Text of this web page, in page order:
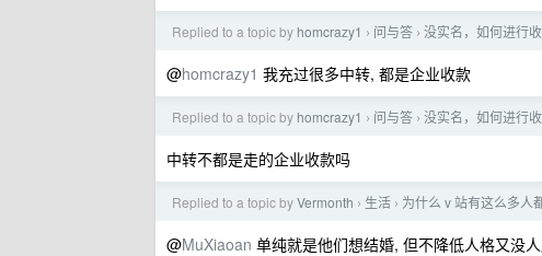
Replied to a topic by homcrazy1 › 问与答 › 没实名，如何进行收
@homcrazy1 我充过很多中转, 都是企业收款
Replied to a topic by homcrazy1 › 问与答 › 没实名，如何进行收
中转不都是走的企业收款吗
Replied to a topic byVermonth › 生活 › 为什么 v 站有这么多人
@MuXiaoan 单纯就是他们想结婚, 但不降低人格又没